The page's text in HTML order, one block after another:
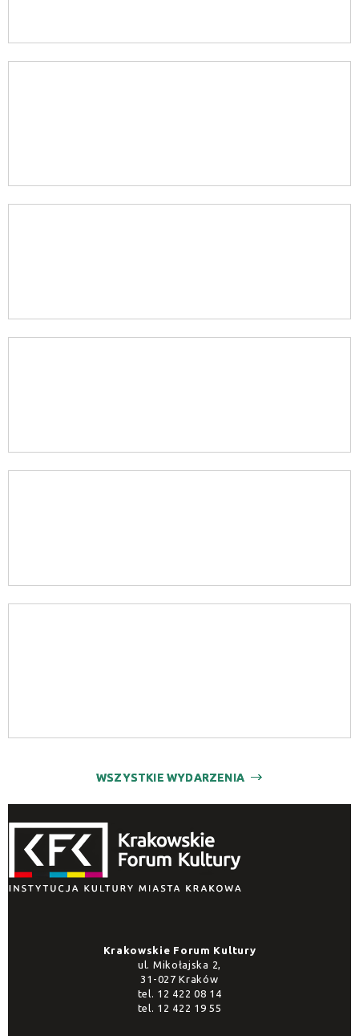
WSZYSTKIE WYDARZENIA
Krakowskie Forum Kultury
ul. Mikołajska 2,
31-027 Kraków
tel. 12 422 08 14
tel. 12 422 19 55